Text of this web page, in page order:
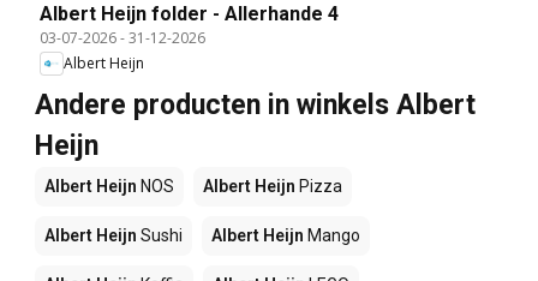
Albert Heijn folder - Allerhande 4
03-07-2026-31-12-2026
Albert Heijn
Andere producten in winkels Albert
Heijn
Albert Heijn NOS Albert Heijn Pizza
Albert Heijn Sushi Albert Heijn Mango